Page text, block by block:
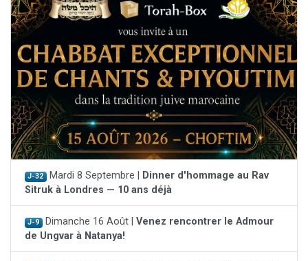
J-32 Mardi 8 Septembre |
Dinner d'hommage au Rav
Sitruk à Londres — 10 ans déjà
J-9 Dimanche 16 Août | Venez rencontrer le Admour
de Ungvar à Natanya!